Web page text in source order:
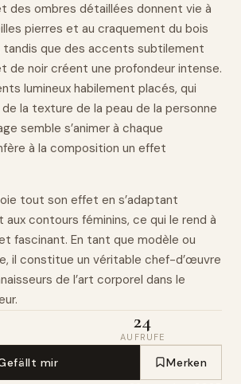
des ombres détaillées donnent vie à
pierres et au craquement du bois
tandis que des accents subtilement
de noir créent une profondeur intense.
lumineux habilement placés, qui
la texture de la peau de la personne
semble s’animer à chaque
à la composition un effet
tout son effet en s’adaptant
aux contours féminins, ce qui le rend à
fascinant. En tant que modèle ou
il constitue un véritable chef-d’œuvre
de l’art corporel dans le
24
AUFRUFE
mir Merken